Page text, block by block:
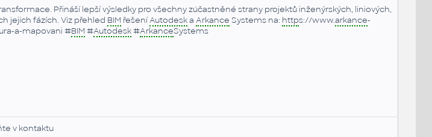
Přináší lepší výsledky pro všechny zúčastněné strany projektů inženýrských, liniových,
jejich fázích. Viz přehled BIMřešeníAutodeska Arkance Systems na: https://www.arkance-
a-mapovani #BIM#Autodesk#ArkanceSystems
v kontaktu